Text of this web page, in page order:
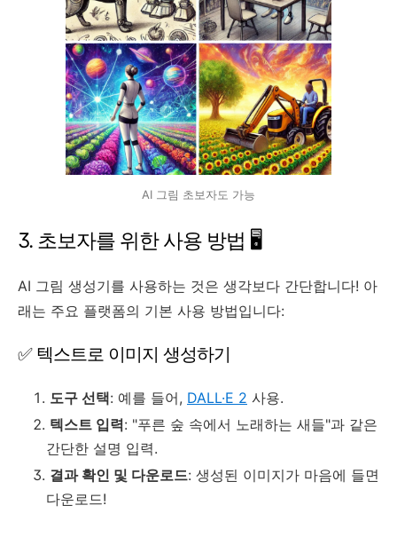
AI 그림 초보자도 가능
3. 초보자를 위한 사용 방법 🖥️
AI 그림 생성기를 사용하는 것은 생각보다 간단합니다! 아
래는 주요 플랫폼의 기본 사용 방법입니다:
✅ 텍스트로 이미지 생성하기
도구 선택: 예를 들어, DALL·E 2 사용.
텍스트 입력: "푸른 숲 속에서 노래하는 새들"과 같은
간단한 설명 입력.
결과 확인 및 다운로드: 생성된 이미지가 마음에 들면
다운로드!